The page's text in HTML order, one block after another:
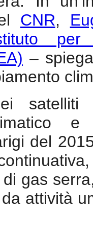
CNR,
per
–
del
gas
attività